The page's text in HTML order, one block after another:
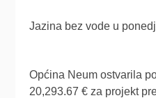
Jazina bez vode u
Općina Neum ostvarila
20,293.67 € za projekt